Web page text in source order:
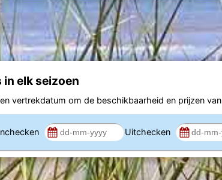
elk seizoen
vertrekdatum om de beschikbaarheid en prijzen van
Uitchecken